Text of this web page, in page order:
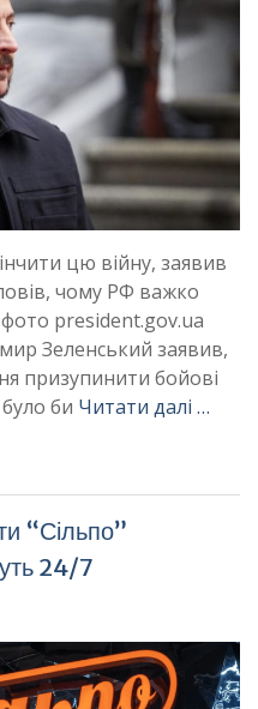
цю війну, заявив
чому РФ важко
president.gov.ua
Зеленський заявив,
призупинити бойові
би Читати далі …
“Сільпо”
24/7